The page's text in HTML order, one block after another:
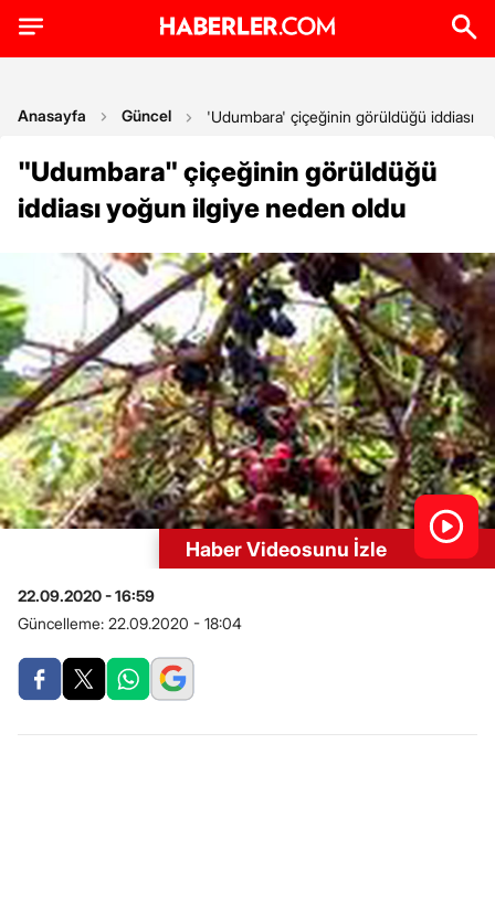
Anasayfa Güncel 'Udumbara' çiçeğinin görüldüğü iddiası
"Udumbara" çiçeğinin görüldüğü
iddiası yoğun ilgiye neden oldu
Haber Videosunu İzle
22.09.2020 - 16:59
Güncelleme: 22.09.2020 - 18:04